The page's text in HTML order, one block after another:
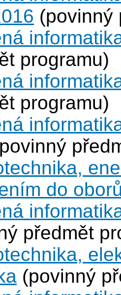
(povinný
programu)
programu)
do
předmět
(povinný